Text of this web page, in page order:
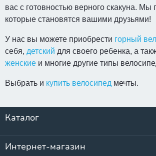
вас с готовностью верного скакуна.
которые становятся вашими друзьями!
У нас вы можете приобрести горный
себя, детский для своего ребенка, а
женские и многие другие типы
Выбрать и купить велосипед мечты.
Каталог
Интернет-магазин